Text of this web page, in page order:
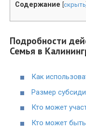
Содержание скрыть
Подробности
Семья в
Как
Размер
Кто может
Кто может